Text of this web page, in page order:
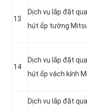
13
Dịch vụ lắp đặt
hút ốp tường
14
Dịch vụ lắp đặt
hút ốp vách kính
Dịch vụ lắp đặt